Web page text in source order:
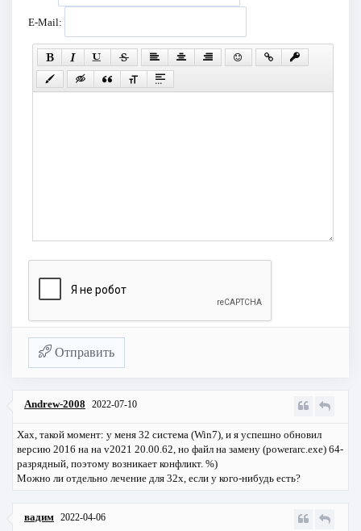
E-Mail:
Отправить
Andrew-2008 2022-07-10
Хах, такой момент: у меня 32 система (Win7), и я успешно обновил
версию 2016 на на v2021 20.00.62, но файл на замену (powerarc.exe) 64-
разрядный, поэтому возникает конфликт. %)
Можно ли отдельно лечение для 32х, если у кого-нибудь есть?
вадим 2022-04-06